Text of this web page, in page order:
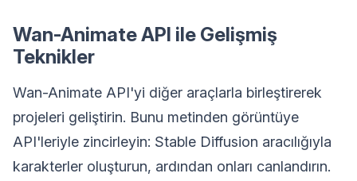
Wan-Animate API ile Gelişmiş
Teknikler
Wan-Animate API'yi diğer araçlarla birleştirerek
projeleri geliştirin. Bunu metinden görüntüye
API'leriyle zincirleyin: Stable Diffusion aracılığıyla
karakterler oluşturun, ardından onları canlandırın.